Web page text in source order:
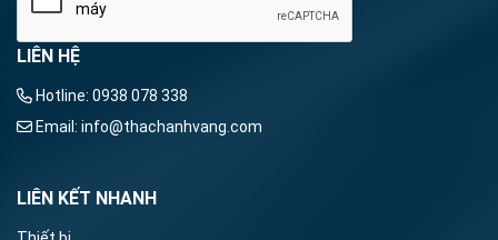
LIÊN HỆ
Hotline: 0938 078 338
Email: info@thachanhvang.com
LIÊN KẾT NHANH